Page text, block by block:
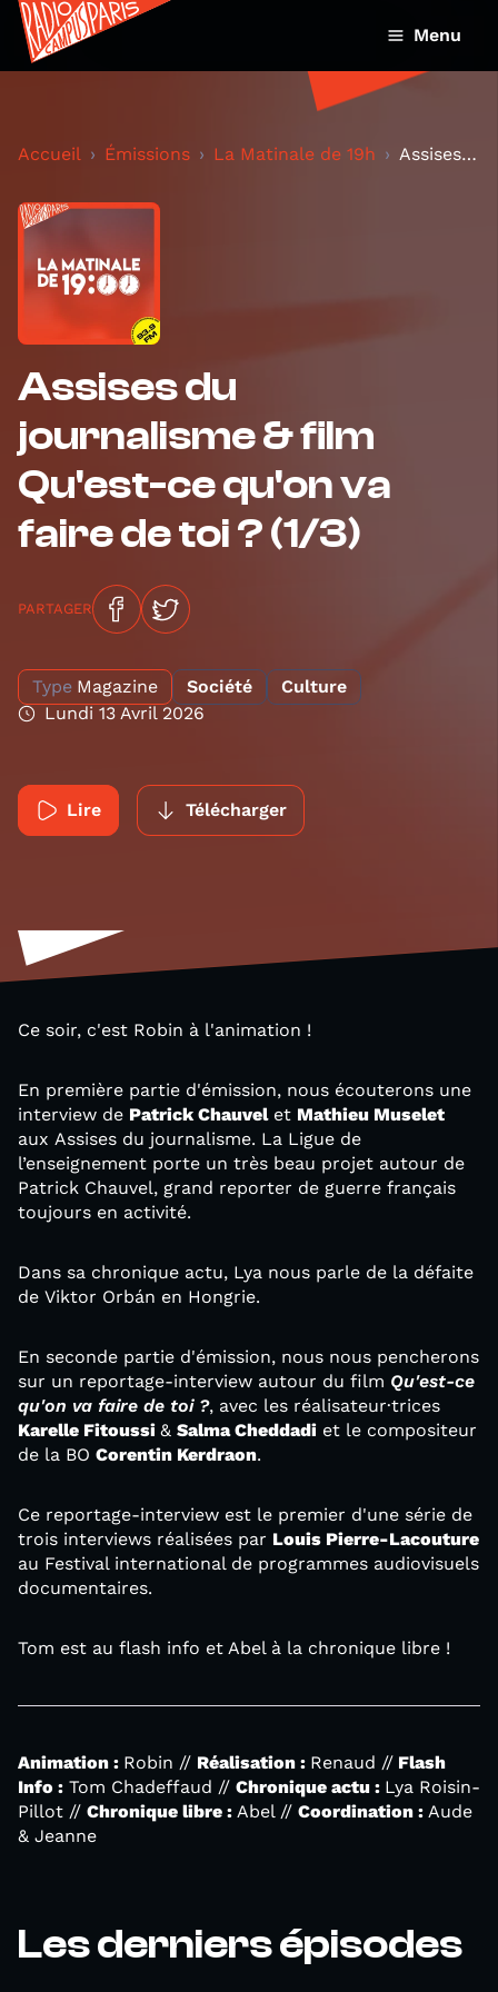
Menu
Accueil Émissions La Matinale de 19h Assises du journalisme & film Qu'est-ce qu'on va f...
Assises du
journalisme & film
Qu'est-ce qu'on va
faire de toi ? (1/3)
PARTAGER
Type Magazine Société
Culture
Lundi 13 Avril 2026
Lire Télécharger
Ce soir, c'est Robin à l'animation !
En première partie d'émission, nous écouterons une
interview de Patrick Chauvelet Mathieu Muselet
aux Assises du journalisme. La Ligue de
l’enseignement porte un très beau projet autour de
Patrick Chauvel, grand reporter de guerre français
toujours en activité.
Dans sa chronique actu, Lya nous parle de la défaite
de Viktor Orbán en Hongrie.
En seconde partie d'émission, nous nous pencherons
sur un reportage-interview autour du film Qu'est-ce
qu'on va faire de toi ?, avec les réalisateur·trices
Karelle Fitoussi & Salma Cheddadi et le compositeur
de la BO Corentin Kerdraon.
Ce reportage-interview est le premier d'une série de
trois interviews réalisées par Louis Pierre-Lacouture
au Festival international de programmes audiovisuels
documentaires.
Tom est au flash info et Abel à la chronique libre !
Animation : Robin // Réalisation : Renaud // Flash
Info : Tom Chadeffaud // Chronique actu : Lya Roisin-
Pillot // Chronique libre : Abel // Coordination : Aude
& Jeanne
Les derniers épisodes